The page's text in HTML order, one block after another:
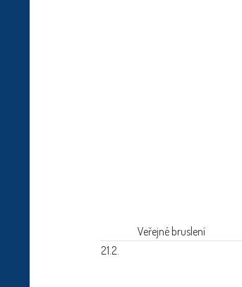
Veřejné bruslení
21.2.